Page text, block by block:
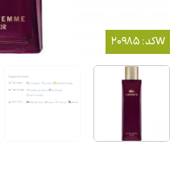
کد: 20985W